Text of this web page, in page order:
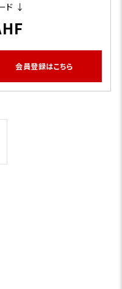
ド ↓
会員登録はこちら